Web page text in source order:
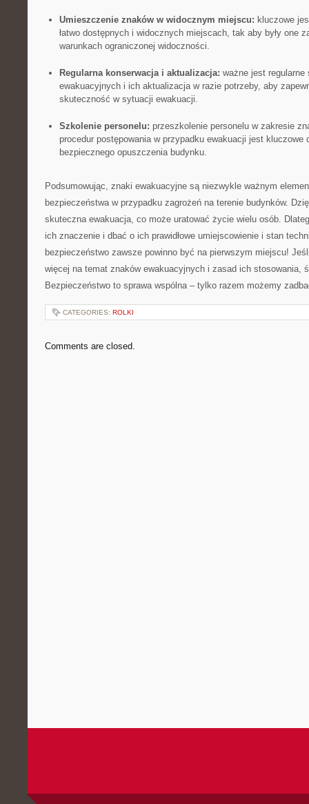
Umieszczenie znaków ​w⁣ widocznym ⁤miejscu: kluczowe
łatwo ‍dostępnych⁤ i widocznych miejscach, tak aby były‌ one
‌warunkach ograniczonej⁢ widoczności.
Regularna konserwacja⁤ i aktualizacja: ważne jest regularne​
ewakuacyjnych ‌i ich⁤ aktualizacja w ⁢razie potrzeby, aby
skuteczność​ w sytuacji ewakuacji.
Szkolenie personelu: przeszkolenie​ personelu⁣ w zakresie⁤
procedur postępowania w przypadku ewakuacji jest kluczowe‌
bezpiecznego ‌opuszczenia ⁢budynku.
Podsumowując, znaki ​ewakuacyjne są niezwykle⁣ ważnym
‌bezpieczeństwa w przypadku zagrożeń na⁣ terenie budynków.
skuteczna ewakuacja, ⁣co może uratować życie wielu osób.‍
ich znaczenie i ⁣dbać ‌o ich prawidłowe umiejscowienie i ⁢stan​
⁣bezpieczeństwo zawsze powinno ⁢być na pierwszym miejscu!
więcej ⁤na ‌temat ‌znaków ewakuacyjnych i ‍zasad⁤ ich stosowania,
‍Bezpieczeństwo ⁢to sprawa wspólna – ⁢tylko‍ razem⁤ możemy‌
CATEGORIES: ROLKI
Comments are closed.